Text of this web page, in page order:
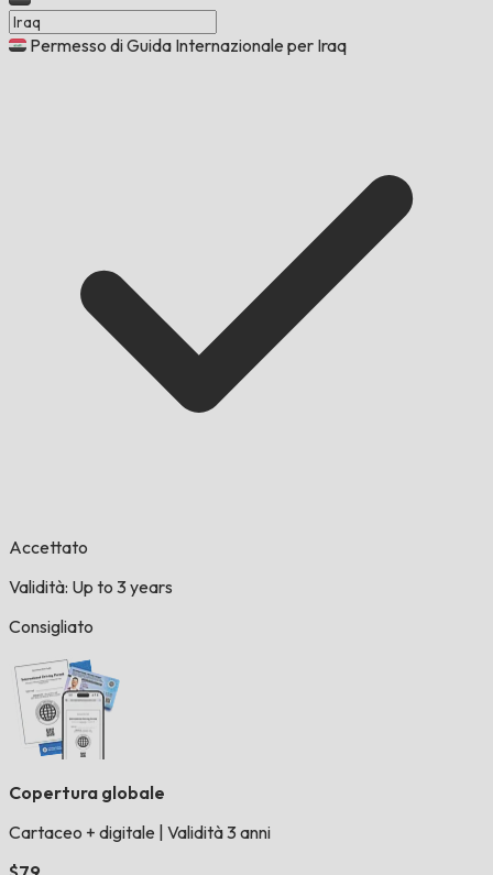
Permesso di Guida Internazionale per Iraq
Accettato
Validità: Up to 3 years
Consigliato
Copertura globale
Cartaceo + digitale Validità 3 anni